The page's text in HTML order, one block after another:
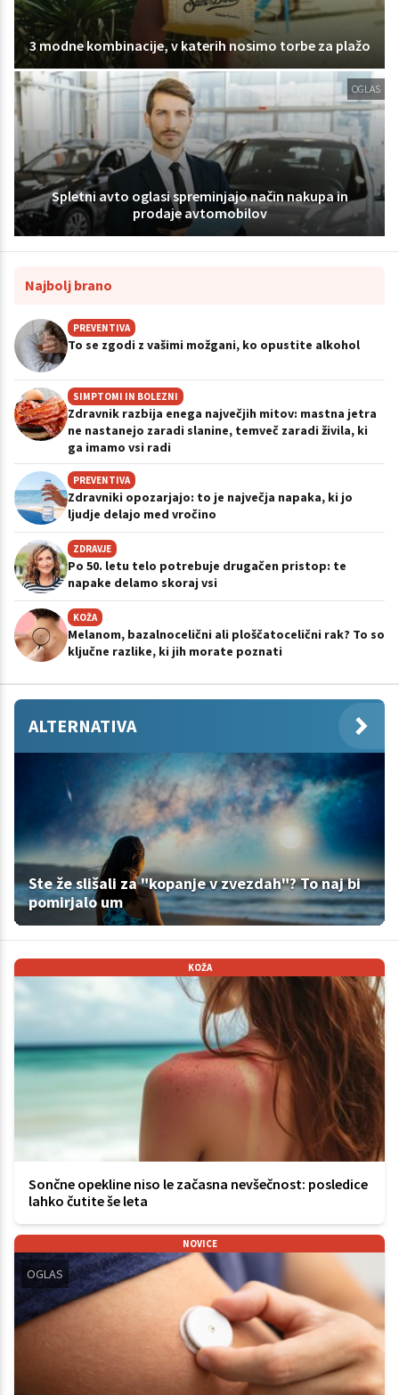
3 modne kombinacije, v katerih nosimo torbe za plažo
OGLAS
Spletni avto oglasi spreminjajo način nakupa in
prodaje avtomobilov
Najbolj brano
PREVENTIVA
To se zgodi z vašimi možgani, ko opustite alkohol
SIMPTOMI IN BOLEZNI
Zdravnik razbija enega največjih mitov: mastna jetra
ne nastanejo zaradi slanine, temveč zaradi živila, ki
ga imamo vsi radi
PREVENTIVA
Zdravniki opozarjajo: to je največja napaka, ki jo
ljudje delajo med vročino
ZDRAVJE
Po 50. letu telo potrebuje drugačen pristop: te
napake delamo skoraj vsi
KOŽA
Melanom, bazalnocelični ali ploščatocelični rak? To so
ključne razlike, ki jih morate poznati
ALTERNATIVA
Ste že slišali za "kopanje v zvezdah"? To naj bi
pomirjalo um
KOŽA
Sončne opekline niso le začasna nevšečnost: posledice
lahko čutite še leta
NOVICE
OGLAS